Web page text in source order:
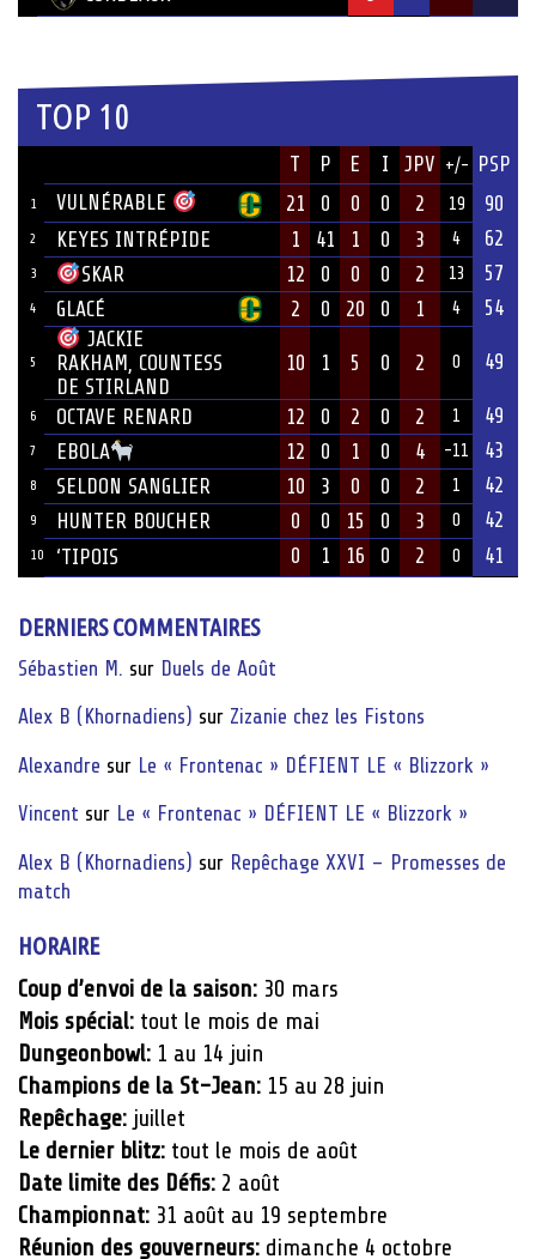
TOP 10
T P E I JPV +/- PSP
1 VULNÉRABLE 21 0 0 0 2 19 90
2 KEYES INTRÉPIDE 1 41 1 0 3 4 62
3 SKAR 12 0 0 0 2 13 57
4 GLACÉ 2 0 20 0 1 4 54
5
JACKIE
RAKHAM, COUNTESS
DE STIRLAND
10 1 5 0 2 0 49
6 OCTAVE RENARD 12 0 2 0 2 1 49
7 EBOLA 12 0 1 0 4 -11 43
8 SELDON SANGLIER 10 3 0 0 2 1 42
9 HUNTER BOUCHER 0 0 15 0 3 0 42
10 ‘TIPOIS 0 1 16 0 2 0 41
DERNIERS COMMENTAIRES
Sébastien M. sur Duels de Août
Alex B (Khornadiens) sur Zizanie chez les Fistons
Alexandre sur Le « Frontenac » DÉFIENT LE « Blizzork »
Vincent sur Le « Frontenac » DÉFIENT LE « Blizzork »
Alex B (Khornadiens) sur Repêchage XXVI – Promesses de
match
HORAIRE
Coup d’envoi de la saison: 30 mars
Mois spécial: tout le mois de mai
Dungeonbowl: 1 au 14 juin
Champions de la St-Jean: 15 au 28 juin
Repêchage: juillet
Le dernier blitz: tout le mois de août
Date limite des Défis: 2 août
Championnat: 31 août au 19 septembre
Réunion des gouverneurs: dimanche 4 octobre